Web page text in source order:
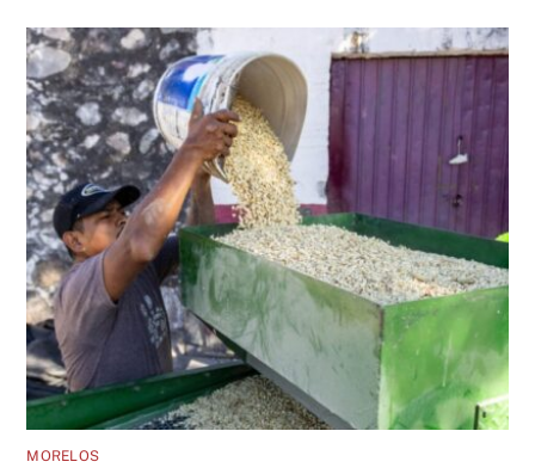
MORELOS